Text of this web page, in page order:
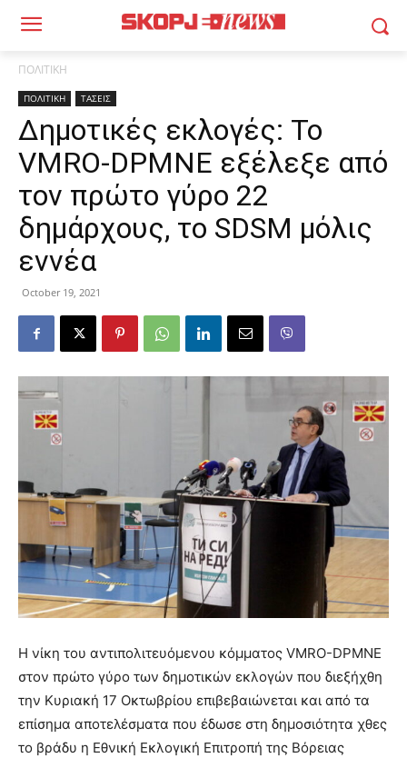
ΠΟΛΙΤΙΚΗ
ΠΟΛΙΤΙΚΗ ΤΑΣΕΙΣ
Δημοτικές εκλογές: Το
VMRO-DPMNE εξέλεξε από
τον πρώτο γύρο 22
δημάρχους, το SDSM μόλις
εννέα
October 19, 2021
Η νίκη του αντιπολιτευόμενου κόμματος VMRO-DPMNE
στον πρώτο γύρο των δημοτικών εκλογών που διεξήχθη
την Κυριακή 17 Οκτωβρίου επιβεβαιώνεται και από τα
επίσημα αποτελέσματα που έδωσε στη δημοσιότητα χθες
το βράδυ η Εθνική Εκλογική Επιτροπή της Βόρειας